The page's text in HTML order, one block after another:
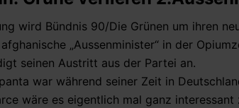
wird Bündnis 90/Die Grünen um ihren
„Aussenminister“ in der
seinen Austritt aus der Partei an.
war während seiner Zeit in
wäre es eigentlich mal ganz